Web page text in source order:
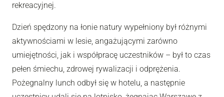
rekreacyjnej.
Dzień spędzony na łonie natury wypełniony był różnymi
aktywnościami w lesie, angażującymi zarówno
umiejętności, jak i współpracę uczestników – był to czas
pełen śmiechu, zdrowej rywalizacji i odprężenia.
Pożegnalny lunch odbył się w hotelu, a następnie